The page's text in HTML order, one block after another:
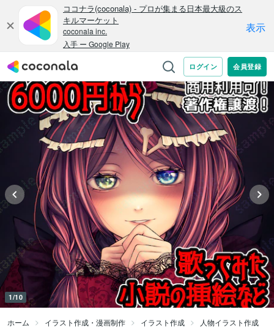
1/10
ホーム イラスト作成・漫画制作 イラスト作成 人物イラスト作成